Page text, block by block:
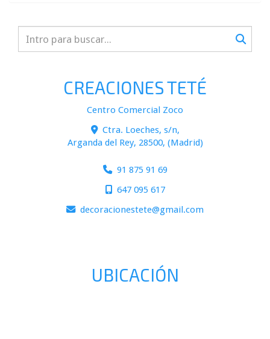
CREACIONES TETÉ
Centro Comercial Zoco
Ctra. Loeches, s/n,
Arganda del Rey, 28500, (Madrid)
91 875 91 69
647 095 617
decoracionestete
gmail.com
UBICACIÓN